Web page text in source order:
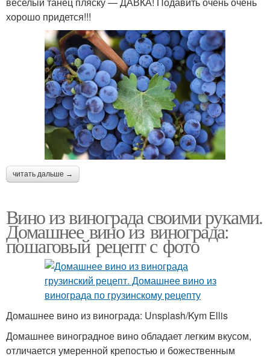
хорошо придется!!!
читать дальше →
Вино из винограда своими руками.
Домашнее вино из винограда:
пошаговый рецепт с фото
Домашнее вино из винограда: Unsplash/Kym Ellis
Домашнее виноградное вино обладает легким вкусом,
отличается умеренной крепостью и божественным